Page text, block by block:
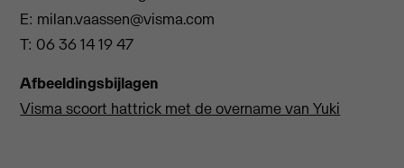
E: milan.vaassen@visma.com
T: 06 36 14 19 47
Afbeeldingsbijlagen
Visma scoort hattrick met de overname van Yuki